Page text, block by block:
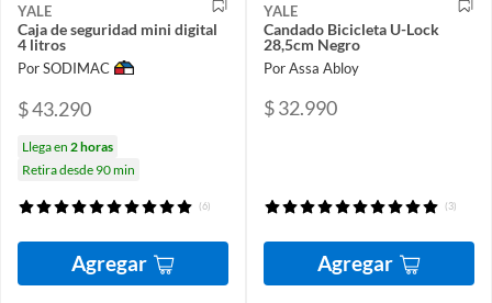
YALE
Caja de seguridad mini digital
4 litros
Por SODIMAC
$ 43.290
Llega en 2 horas
Retira desde 90 min
(6)
Agregar
YALE
Candado Bicicleta U-Lock
28,5cm Negro
Por Assa Abloy
$ 32.990
(3)
Agregar